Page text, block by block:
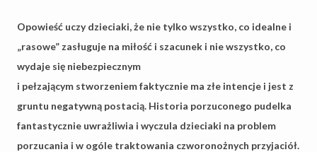
Opowieść uczy dzieciaki, że nie tylko wszystko, co idealne i
„rasowe” zasługuje na miłość i szacunek i nie wszystko, co
wydaje się niebezpiecznym
i pełzającym stworzeniem faktycznie ma złe intencje i jest z
gruntu negatywną postacią. Historia porzuconego pudelka
fantastycznie uwrażliwia i wyczula dzieciaki na problem
porzucania i w ogóle traktowania czworonożnych przyjaciół.